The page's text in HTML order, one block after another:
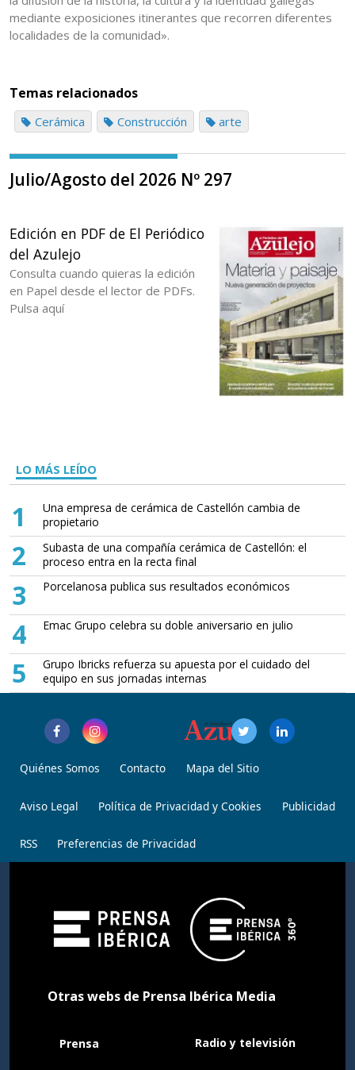
mediante exposiciones itinerantes que recorren diferentes
localidades de la comunidad».
Temas relacionados
Cerámica Construcción arte
Julio/Agosto del 2026 Nº 297
Edición en PDF de El Periódico
del Azulejo
Consulta cuando quieras la edición
en Papel desde el lector de PDFs.
Pulsa aquí
LO MÁS LEÍDO
1
Una empresa de cerámica de Castellón cambia de
propietario
2
Subasta de una compañía cerámica de Castellón: el
proceso entra en la recta final
3 Porcelanosa publica sus resultados económicos
4 Emac Grupo celebra su doble aniversario en julio
5
Grupo Ibricks refuerza su apuesta por el cuidado del
equipo en sus jornadas internas
Quiénes Somos Contacto Mapa del Sitio
Aviso Legal Política de Privacidad y Cookies Publicidad
RSS Preferencias de Privacidad
Otras webs de Prensa Ibérica Media
Prensa Radio y televisión